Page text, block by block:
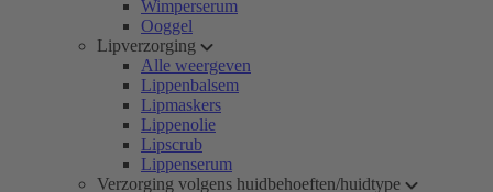
Wimperserum
Ooggel
Lipverzorging
Alle weergeven
Lippenbalsem
Lipmaskers
Lippenolie
Lipscrub
Lippenserum
Verzorging volgens huidbehoeften/huidtype